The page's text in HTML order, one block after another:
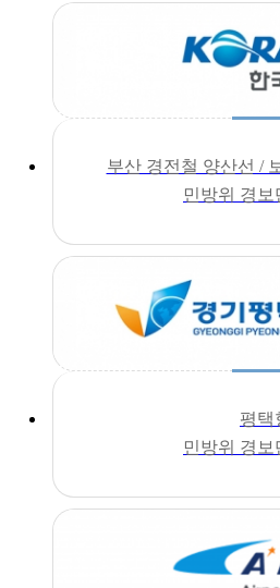
부산 경전철 양산선 /
민방위 경보
평택
민방위 경보